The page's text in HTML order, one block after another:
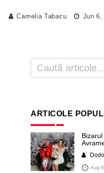
Camelia Tabacu Jun 6,
ARTICOLE
Aug